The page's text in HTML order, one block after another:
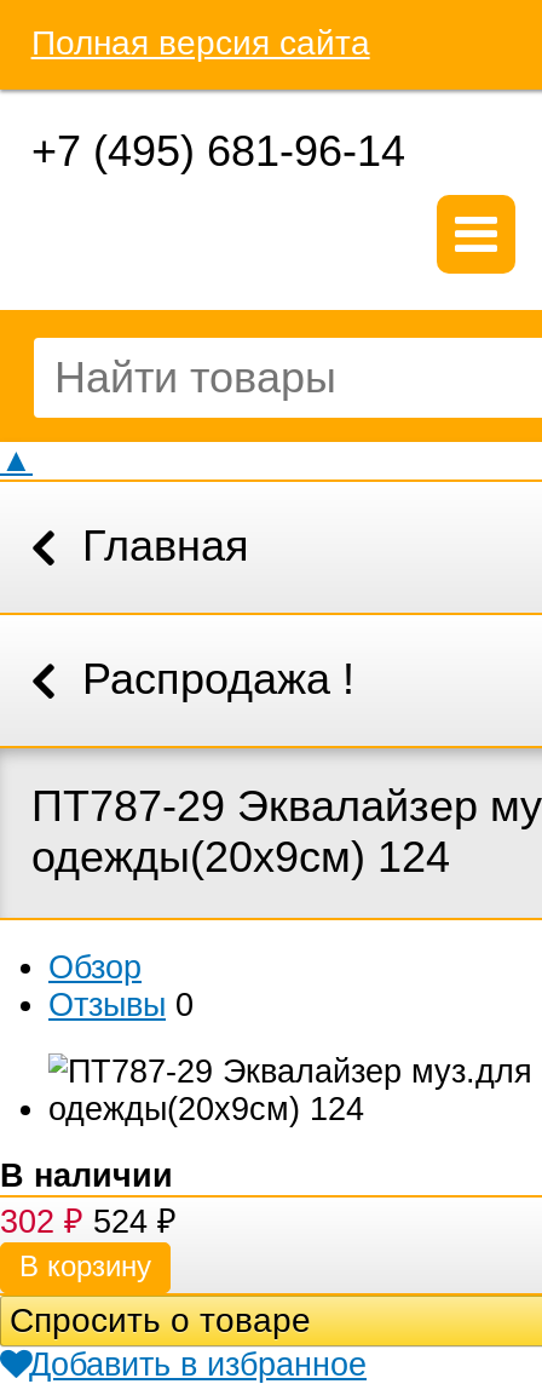
Полная версия сайта
+7 (495) 681-96-14
▲
Главная
Распродажа !
ПТ787-29 Эквалайзер
одежды(20х9см) 124
Обзор
Отзывы 0
В наличии
302 ₽ 524 ₽
Спросить о товаре
Добавить в избранное